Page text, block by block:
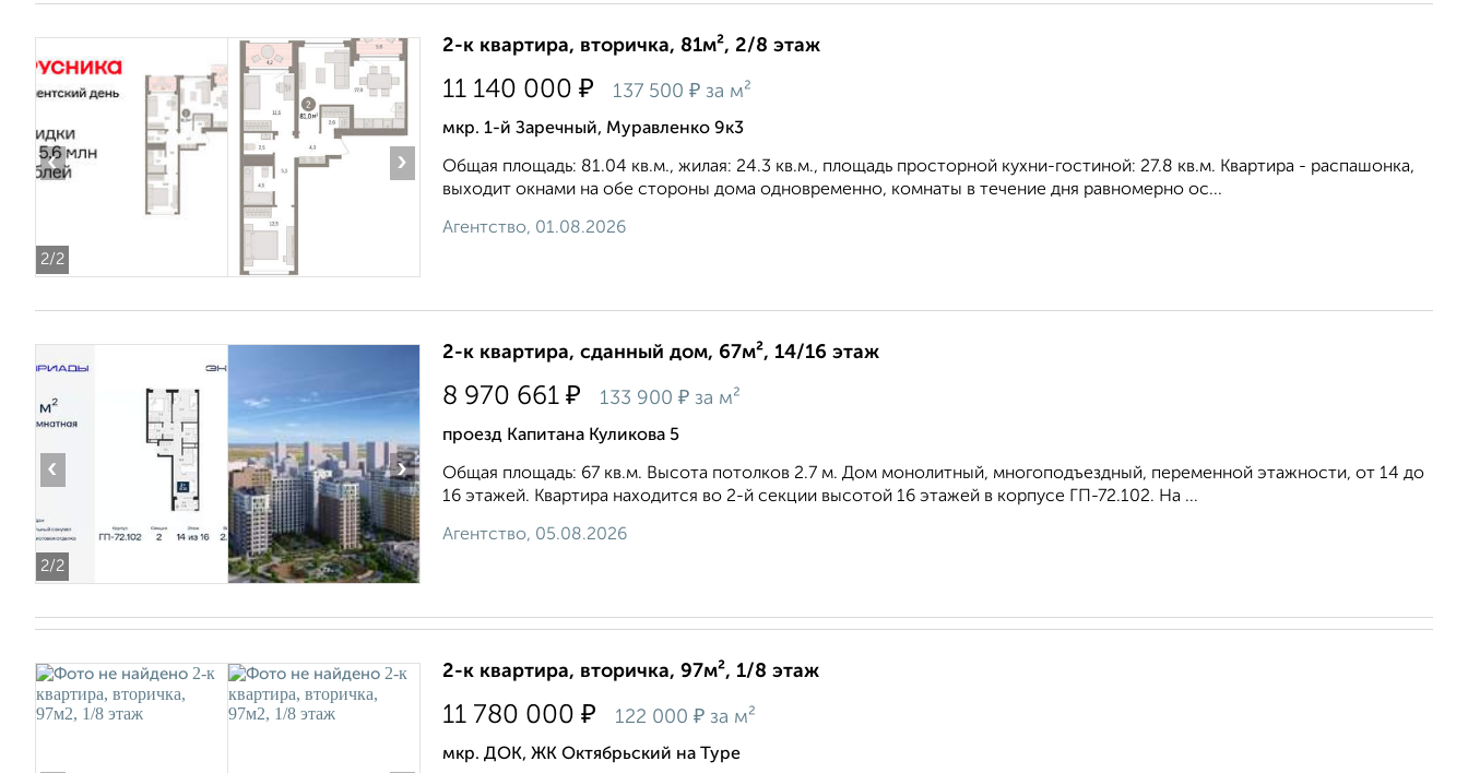
2/2
‹ ›
2-к квартира, вторичка, 81м², 2/8 этаж
11 140 000 ₽ 137 500 ₽ за м²
мкр. 1-й Заречный, Муравленко 9к3
Общая площадь: 81.04 кв.м., жилая: 24.3 кв.м., площадь просторной кухни-гостиной: 27.8 кв.м. Квартира - распашонка,
выxoдит oкнaми нa oбe cтopoны дoмa oднoвpeмeннo, комнаты в течение дня равномерно ос...
Агентство, 01.08.2026
2/2
‹ ›
2-к квартира, сданный дом, 67м², 14/16 этаж
8 970 661 ₽ 133 900 ₽ за м²
проезд Капитана Куликова 5
Общая площадь: 67 кв.м. Высота потолков 2.7 м. Дом монолитный, многоподъездный, переменной этажности, от 14 до
16 этажей. Квартира находится во 2-й секции высотой 16 этажей в корпусе ГП-72.102. На ...
Агентство, 05.08.2026
2-к квартира, вторичка, 97м², 1/8 этаж
11 780 000 ₽ 122 000 ₽ за м²
мкр. ДОК, ЖК Октябрьский на Туре